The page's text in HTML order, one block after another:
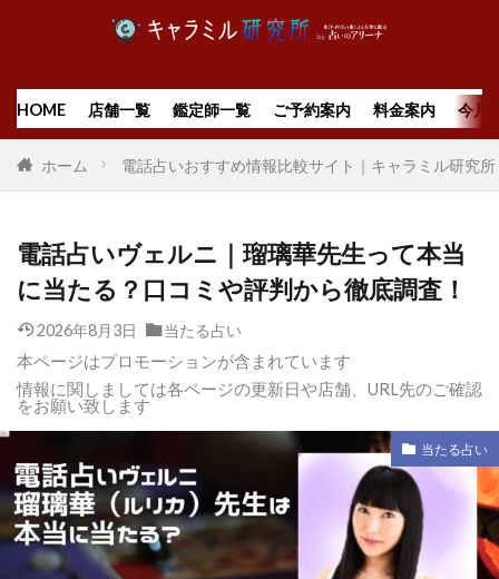
HOME 店舗一覧 鑑定師一覧 ご予約案内 料金案内 今月
ホーム 電話占いおすすめ情報比較サイト｜キャラミル研究所
電話占いヴェルニ｜瑠璃華先生って本当
に当たる？口コミや評判から徹底調査！
2026年8月3日 当たる占い
本ページはプロモーションが含まれています
情報に関しましては各ページの更新日や店舗、URL先のご確認
をお願い致します
当たる占い